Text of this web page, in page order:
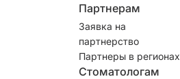
Партнерам
Заявка на
партнерство
Партнеры в регионах
Стоматологам